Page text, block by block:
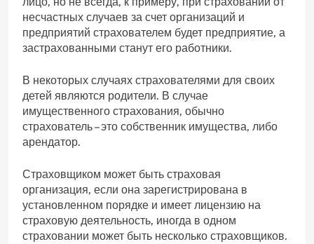
несчастных случаев за счет организаций и
предприятий страхователем будет предприятие, а
застрахованными станут его работники.
В некоторых случаях страхователями для своих
детей являются родители. В случае
имущественного страхования, обычно
страхователь – это собственник имущества, либо
арендатор.
Страховщиком может быть страховая
организация, если она зарегистрирована в
установленном порядке и имеет лицензию на
страховую деятельность, иногда в одном
страховании может быть несколько страховщиков.